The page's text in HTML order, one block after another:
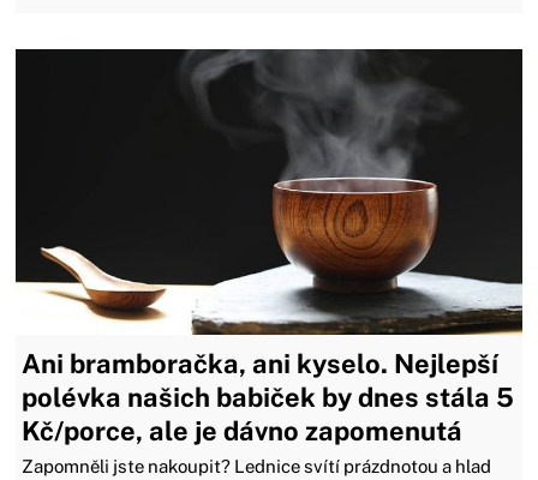
Ani bramboračka, ani kyselo. Nejlepší
polévka našich babiček by dnes stála 5
Kč/porce, ale je dávno zapomenutá
Zapomněli jste nakoupit? Lednice svítí prázdnotou a hlad